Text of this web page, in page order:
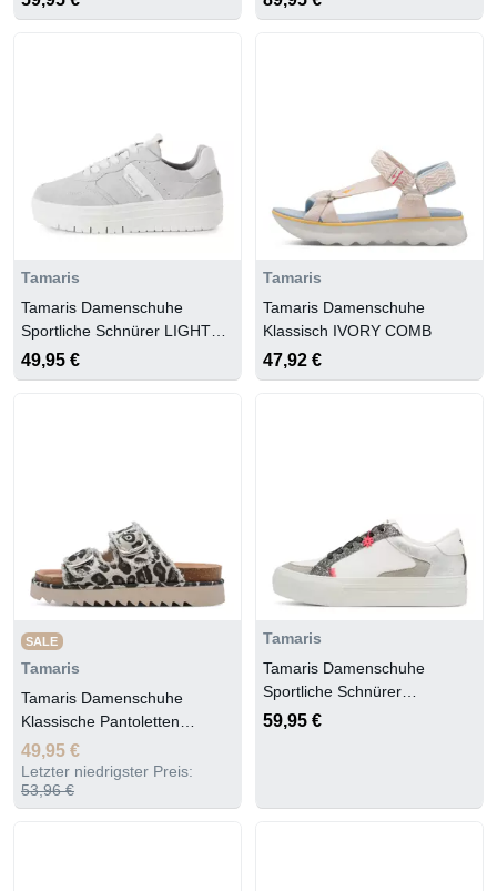
Tamaris
Tamaris Damenschuhe
Sportliche Schnürer LIGHT
GREY
49,95 €
Tamaris
Tamaris Damenschuhe
Klassisch IVORY COMB
47,92 €
SALE
Tamaris
Tamaris Damenschuhe
Klassische Pantoletten
LEOPARD
49,95 €
Letzter niedrigster Preis:
53,96 €
Tamaris
Tamaris Damenschuhe
Sportliche Schnürer
WHITE/SILVER
59,95 €